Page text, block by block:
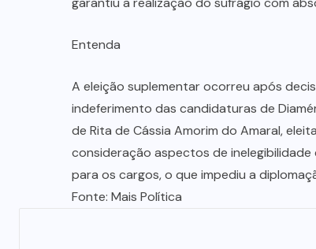
Entenda
A eleição suplementar ocorreu após
indeferimento das candidaturas de
de Rita de Cássia Amorim do Amaral,
consideração aspectos de
para os cargos, o que impediu a
Fonte: Mais Política